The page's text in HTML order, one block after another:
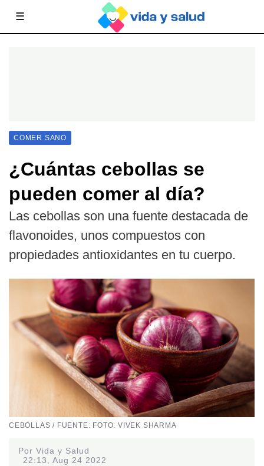
☰
COMER SANO
¿Cuántas cebollas se
pueden comer al día?
Las cebollas son una fuente destacada de
flavonoides, unos compuestos con
propiedades antioxidantes en tu cuerpo.
CEBOLLAS / FUENTE: FOTO: VIVEK SHARMA
Por Vida y Salud
22:13, Aug 24 2022